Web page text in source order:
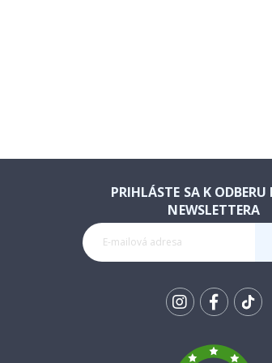
PRIHLÁSTE SA K
NEWSLETTERA